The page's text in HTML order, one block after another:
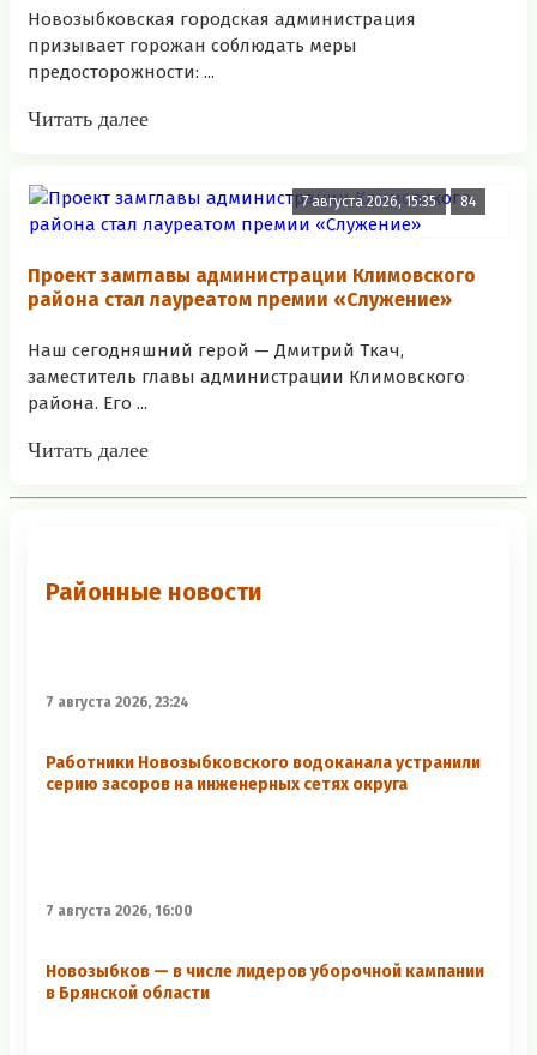
Новозыбковская городская администрация
призывает горожан соблюдать меры
предосторожности: ...
Читать далее
7 августа 2026, 15:35 84
Проект замглавы администрации Климовского
района стал лауреатом премии «Служение»
Наш сегодняшний герой — Дмитрий Ткач,
заместитель главы администрации Климовского
района. Его ...
Читать далее
Районные новости
7 августа 2026, 23:24
Работники Новозыбковского водоканала устранили
серию засоров на инженерных сетях округа
7 августа 2026, 16:00
Новозыбков — в числе лидеров уборочной кампании
в Брянской области